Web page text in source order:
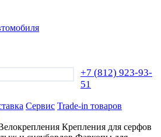
+7 (812) 923-93-
51
Сервис Trade-in товаров
Крепления для серфов